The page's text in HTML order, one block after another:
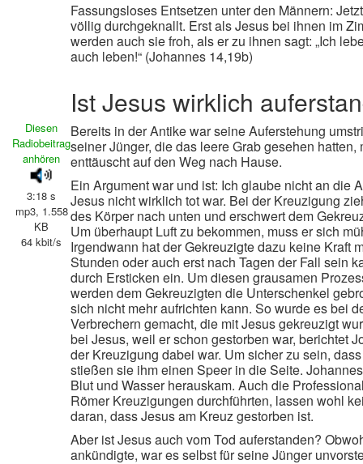
Fassungsloses Entsetzen unter den Männern:
völlig durchgeknallt. Erst als Jesus bei ihnen im
werden auch sie froh, als er zu ihnen sagt: „Ich
auch leben!“ (Johannes 14,19b)
Diesen
Radiobeitrag
anhören
3:18 s
mp3, 1.558
KB
64 kbit/s
Ist Jesus wirklich
Bereits in der Antike war seine Auferstehung
seiner Jünger, die das leere Grab gesehen hatten,
enttäuscht auf den Weg nach Hause.
Ein Argument war und ist: Ich glaube nicht an die
Jesus nicht wirklich tot war. Bei der Kreuzigung
des Körper nach unten und erschwert dem
Um überhaupt Luft zu bekommen, muss er sich
Irgendwann hat der Gekreuzigte dazu keine Kraft
Stunden oder auch erst nach Tagen der Fall sein
durch Ersticken ein. Um diesen grausamen
werden dem Gekreuzigten die Unterschenkel
sich nicht mehr aufrichten kann. So wurde es bei
Verbrechern gemacht, die mit Jesus gekreuzigt
bei Jesus, weil er schon gestorben war, berichtet
der Kreuzigung dabei war. Um sicher zu sein,
stießen sie ihm einen Speer in die Seite.
Blut und Wasser herauskam. Auch die
Römer Kreuzigungen durchführten, lassen wohl
daran, dass Jesus am Kreuz gestorben ist.
Aber ist Jesus auch vom Tod auferstanden?
ankündigte, war es selbst für seine Jünger